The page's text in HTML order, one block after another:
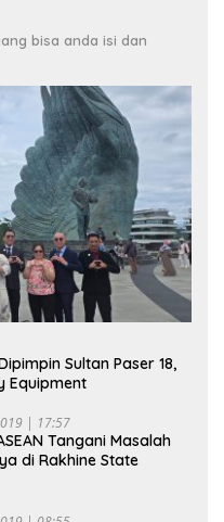
bisa anda isi dan
Sultan Paser 18,
Equipment
| 17:57
Tangani Masalah
di Rakhine State